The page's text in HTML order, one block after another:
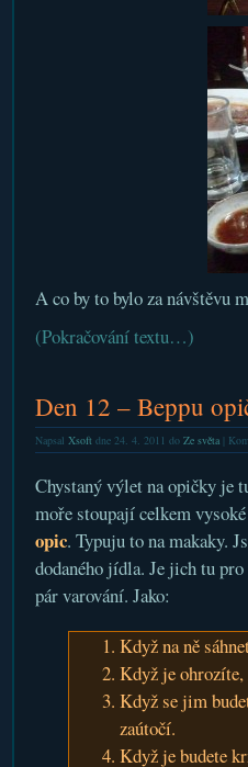
A co by to bylo za návštěvu
(Pokračování textu…)
Den 12 – Beppu
Napsal Xsoftdne 24. 4. 2011 do Ze světa|
Chystaný výlet na opičky je
moře stoupají celkem
opic. Typuju to na makaky.
dodaného jídla. Je jich tu
pár varování. Jako:
Když na ně
Když je ohrozíte,
Když se jim
zaútočí.
Když je budete